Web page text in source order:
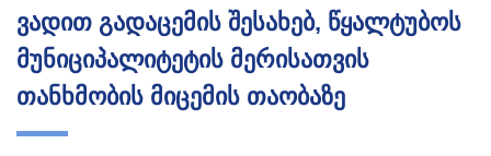
ვადით გადაცემის შესახებ, წყალტუბოს
მუნიციპალიტეტის მერისათვის
თანხმობის მიცემის თაობაზე